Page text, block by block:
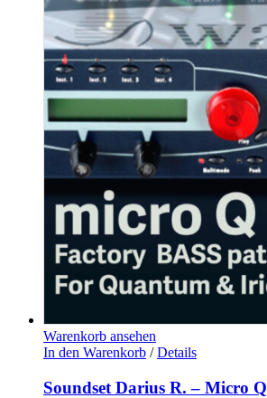
Warenkorb ansehen
In den Warenkorb / Details
Soundset Darius R. – Micro Q